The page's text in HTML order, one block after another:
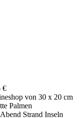
€
von 30 x 20 cm
Palmen
Strand Inseln